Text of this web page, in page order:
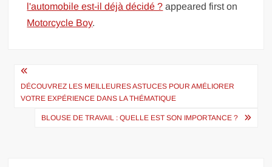
l'automobile est-il déjà décidé ? appeared first on
Motorcycle Boy.
Navigation
de
l’article
DÉCOUVREZ LES MEILLEURES ASTUCES POUR AMÉLIORER
VOTRE EXPÉRIENCE DANS LA THÉMATIQUE
BLOUSE DE TRAVAIL : QUELLE EST SON IMPORTANCE ?